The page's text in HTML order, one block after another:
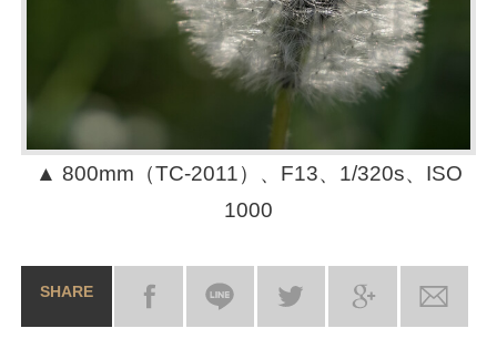
▲ 800mm（TC-2011）、F13、1/320s、ISO
1000
SHARE